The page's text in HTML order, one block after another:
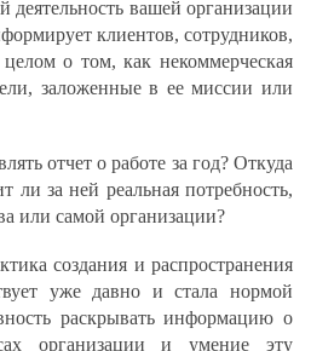
деятельность вашей организации
клиентов, сотрудников,
о том, как некоммерческая
заложенные в ее миссии или
отчет о работе за год? Откуда
ли за ней реальная потребность,
или самой организации?
создания и распространения
уже давно и стала нормой
раскрывать информацию о
организации и умение эту